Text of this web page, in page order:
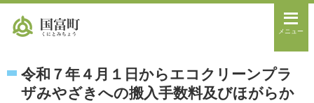
メニュー
令和７年４月１日からエコクリーンプラ
ザみやざきへの搬入手数料及びほがらか